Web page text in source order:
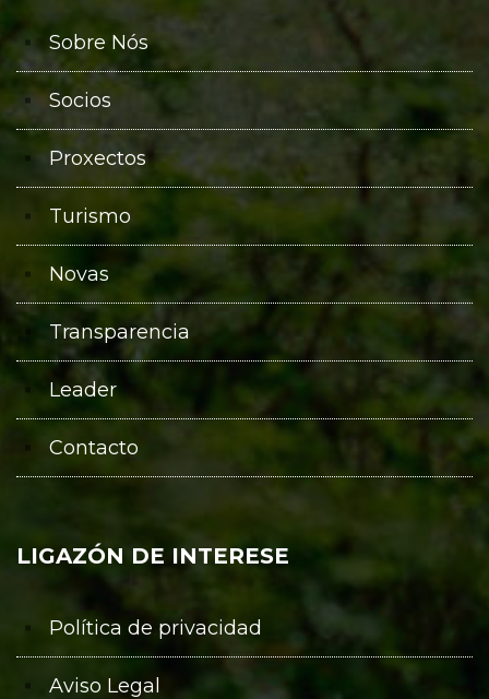
Sobre Nós
Socios
Proxectos
Turismo
Novas
Transparencia
Leader
Contacto
LIGAZÓN DE INTERESE
Política de privacidad
Aviso Legal